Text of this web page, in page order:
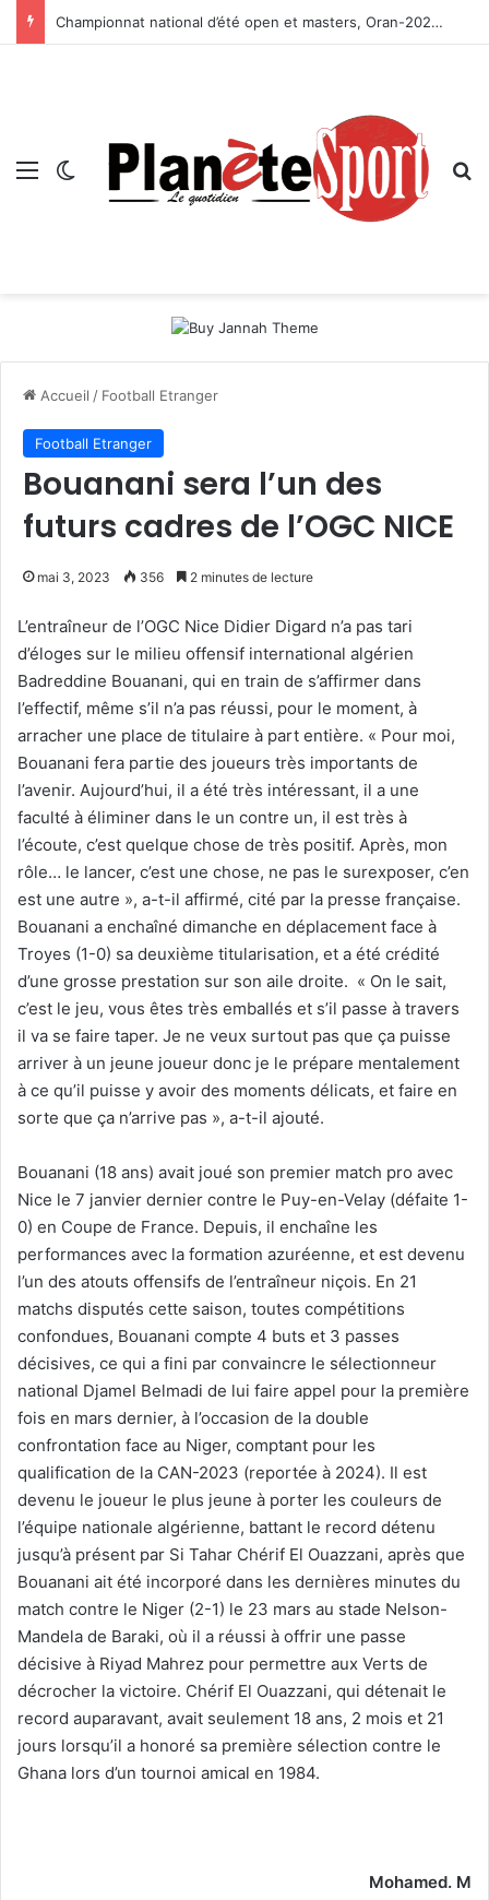
Championnat national d’été open et masters, Oran-2026 — Le CRB s’adjuge le titre
Menu Switch skin
Accueil / Football Etranger
Football Etranger
Bouanani sera l’un des
futurs cadres de l’OGC NICE
mai 3, 2023 356 2 minutes de lecture
L’entraîneur de l’OGC Nice Didier Digard n’a pas tari
d’éloges sur le milieu offensif international algérien
Badreddine Bouanani, qui en train de s’affirmer dans
l’effectif, même s’il n’a pas réussi, pour le moment, à
arracher une place de titulaire à part entière. « Pour moi,
Bouanani fera partie des joueurs très importants de
l’avenir. Aujourd’hui, il a été très intéressant, il a une
faculté à éliminer dans le un contre un, il est très à
l’écoute, c’est quelque chose de très positif. Après, mon
rôle… le lancer, c’est une chose, ne pas le surexposer, c’en
est une autre », a-t-il affirmé, cité par la presse française.
Bouanani a enchaîné dimanche en déplacement face à
Troyes (1-0) sa deuxième titularisation, et a été crédité
d’une grosse prestation sur son aile droite. « On le sait,
c’est le jeu, vous êtes très emballés et s’il passe à travers
il va se faire taper. Je ne veux surtout pas que ça puisse
arriver à un jeune joueur donc je le prépare mentalement
à ce qu’il puisse y avoir des moments délicats, et faire en
sorte que ça n’arrive pas », a-t-il ajouté.
Bouanani (18 ans) avait joué son premier match pro avec
Nice le 7 janvier dernier contre le Puy-en-Velay (défaite 1-
0) en Coupe de France. Depuis, il enchaîne les
performances avec la formation azuréenne, et est devenu
l’un des atouts offensifs de l’entraîneur niçois. En 21
matchs disputés cette saison, toutes compétitions
confondues, Bouanani compte 4 buts et 3 passes
décisives, ce qui a fini par convaincre le sélectionneur
national Djamel Belmadi de lui faire appel pour la première
fois en mars dernier, à l’occasion de la double
confrontation face au Niger, comptant pour les
qualification de la CAN-2023 (reportée à 2024). Il est
devenu le joueur le plus jeune à porter les couleurs de
l’équipe nationale algérienne, battant le record détenu
jusqu’à présent par Si Tahar Chérif El Ouazzani, après que
Bouanani ait été incorporé dans les dernières minutes du
match contre le Niger (2-1) le 23 mars au stade Nelson-
Mandela de Baraki, où il a réussi à offrir une passe
décisive à Riyad Mahrez pour permettre aux Verts de
décrocher la victoire. Chérif El Ouazzani, qui détenait le
record auparavant, avait seulement 18 ans, 2 mois et 21
jours lorsqu’il a honoré sa première sélection contre le
Ghana lors d’un tournoi amical en 1984.
Mohamed. M